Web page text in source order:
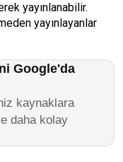
yayınlanabilir.
yayınlayanlar
Google'da
kaynaklara
daha kolay